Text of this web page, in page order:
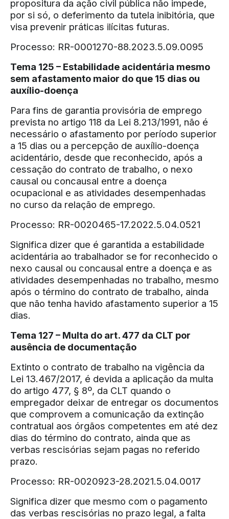
propositura da ação civil pública não impede,
por si só, o deferimento da tutela inibitória, que
visa prevenir práticas ilícitas futuras.
Processo: RR-0001270-88.2023.5.09.0095
Tema 125 – Estabilidade acidentária mesmo
sem afastamento maior do que 15 dias ou
auxílio-doença
Para fins de garantia provisória de emprego
prevista no artigo 118 da Lei 8.213/1991, não é
necessário o afastamento por período superior
a 15 dias ou a percepção de auxílio-doença
acidentário, desde que reconhecido, após a
cessação do contrato de trabalho, o nexo
causal ou concausal entre a doença
ocupacional e as atividades desempenhadas
no curso da relação de emprego.
Processo: RR-0020465-17.2022.5.04.0521
Significa dizer que é garantida a estabilidade
acidentária ao trabalhador se for reconhecido o
nexo causal ou concausal entre a doença e as
atividades desempenhadas no trabalho, mesmo
após o término do contrato de trabalho, ainda
que não tenha havido afastamento superior a 15
dias.
Tema 127 – Multa do art. 477 da CLT por
ausência de documentação
Extinto o contrato de trabalho na vigência da
Lei 13.467/2017, é devida a aplicação da multa
do artigo 477, § 8º, da CLT quando o
empregador deixar de entregar os documentos
que comprovem a comunicação da extinção
contratual aos órgãos competentes em até dez
dias do término do contrato, ainda que as
verbas rescisórias sejam pagas no referido
prazo.
Processo: RR-0020923-28.2021.5.04.0017
Significa dizer que mesmo com o pagamento
das verbas rescisórias no prazo legal, a falta